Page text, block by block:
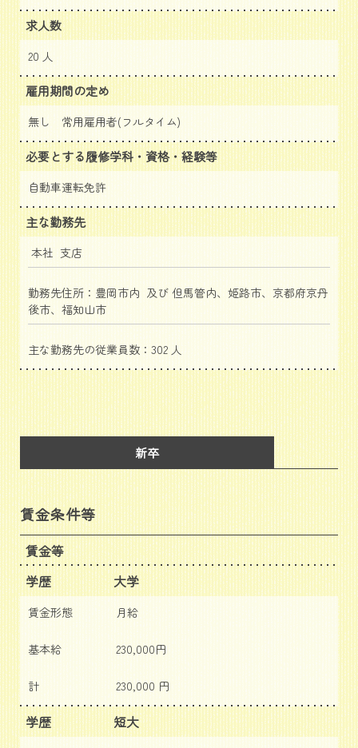
求人数
20 人
雇用期間の定め
無し 常用雇用者(フルタイム)
必要とする履修学科・資格・経験等
自動車運転免許
主な勤務先
本社 支店
勤務先住所：豊岡市内 及び 但馬管内、姫路市、京都府京丹
後市、福知山市
主な勤務先の従業員数：302 人
新卒
賃金条件等
賃金等
学歴
大学
賃金形態 月給
基本給 230,000円
計 230,000 円
学歴 短大